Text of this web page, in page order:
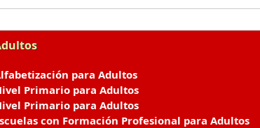
para Adultos
Primario para Adultos
Primario para Adultos
con Formación Profesional para Adultos